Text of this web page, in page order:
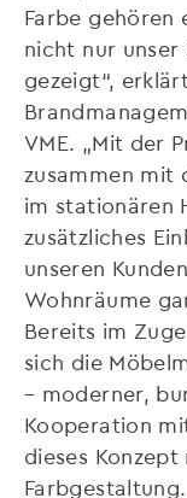
Farbe gehören
nicht nur unser
gezeigt“,
VME. „Mit der
zusammen mit
im stationären
zusätzliches
unseren
Wohnräume
Bereits im
sich die
– moderner,
Kooperation
dieses